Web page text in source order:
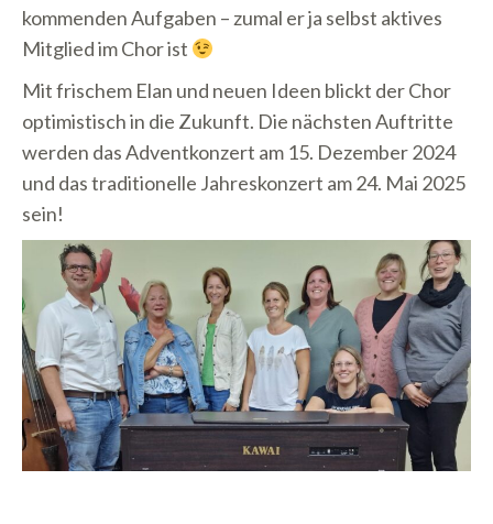
kommenden Aufgaben – zumal er ja selbst aktives
Mitglied im Chor ist
Mit frischem Elan und neuen Ideen blickt der Chor
optimistisch in die Zukunft. Die nächsten Auftritte
werden das Adventkonzert am 15. Dezember 2024
und das traditionelle Jahreskonzert am 24. Mai 2025
sein!